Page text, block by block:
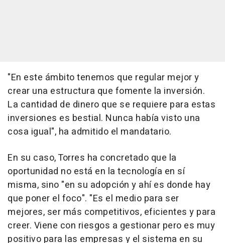
"En este ámbito tenemos que regular mejor y
crear una estructura que fomente la inversión.
La cantidad de dinero que se requiere para estas
inversiones es bestial. Nunca había visto una
cosa igual", ha admitido el mandatario.
En su caso, Torres ha concretado que la
oportunidad no está en la tecnología en sí
misma, sino "en su adopción y ahí es donde hay
que poner el foco". "Es el medio para ser
mejores, ser más competitivos, eficientes y para
creer. Viene con riesgos a gestionar pero es muy
positivo para las empresas y el sistema en su